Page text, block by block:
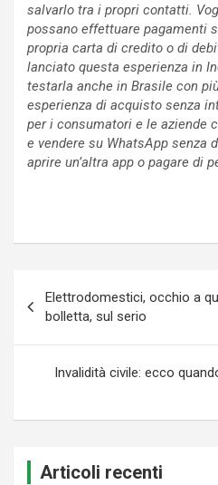
salvarlo tra i propri contatti.
possano effettuare pagamenti
propria carta di credito o di
lanciato questa esperienza in
testarla anche in Brasile con
esperienza di acquisto senza
per i consumatori e le aziende
e vendere su WhatsApp senza
aprire un’altra app o pagare di
articoli
Elettrodomestici, occhio a
bolletta, sul serio
Invalidità civile: ecco
Articoli recenti